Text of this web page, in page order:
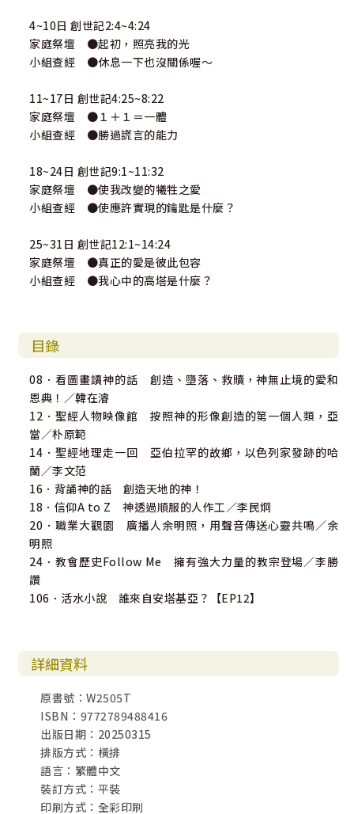
4~10日 創世記2:4~4:24
家庭祭壇 ●起初，照亮我的光
小組查經 ●休息一下也沒關係喔～
11~17日 創世記4:25~8:22
家庭祭壇 ●１＋１＝一體
小組查經 ●勝過謊言的能力
18~24日 創世記9:1~11:32
家庭祭壇 ●使我改變的犧牲之愛
小組查經 ●使應許實現的鑰匙是什麼？
25~31日 創世記12:1~14:24
家庭祭壇 ●真正的愛是彼此包容
小組查經 ●我心中的高塔是什麼？
目錄
08．看圖畫讀神的話 創造、墮落、救贖，神無止境的愛和
恩典！／韓在濬
12．聖經人物映像館 按照神的形像創造的第一個人類，亞
當／朴原範
14．聖經地理走一回 亞伯拉罕的故鄉，以色列家發跡的哈
蘭／李文范
16．背誦神的話 創造天地的神！
18．信仰A to Z 神透過順服的人作工／李民炯
20．職業大觀園 廣播人余明照，用聲音傳送心靈共鳴／余
明照
24．教會歷史Follow Me 擁有強大力量的教宗登場／李勝
讚
106．活水小說 誰來自安塔基亞？【EP12】
詳細資料
原書號：W2505T
ISBN：9772789488416
出版日期：20250315
排版方式：橫排
語言：繁體中文
裝訂方式：平裝
印刷方式：全彩印刷